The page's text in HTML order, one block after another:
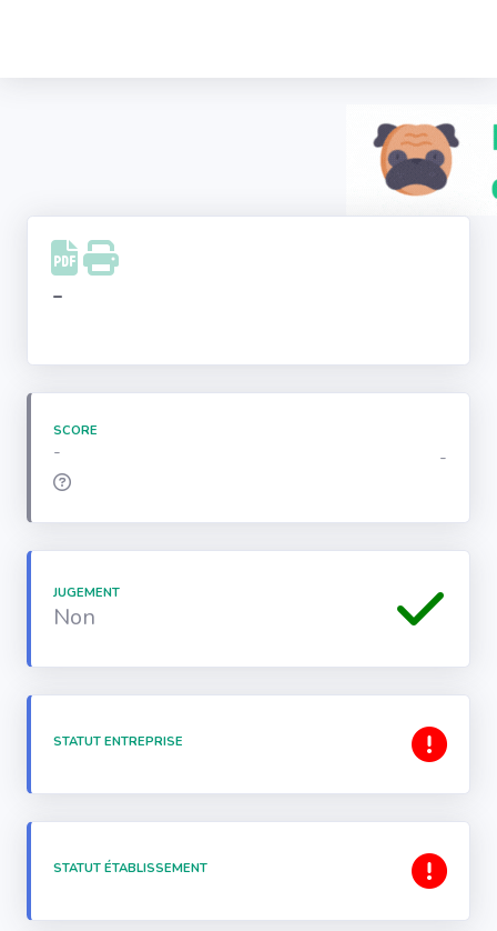
Facebook
Instagram
-
SCORE
- -
JUGEMENT
Non
STATUT ENTREPRISE
STATUT ÉTABLISSEMENT